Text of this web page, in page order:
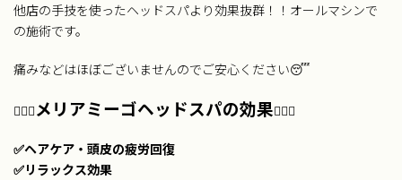
他店の手技を使ったヘッドスパより効果抜群！！オールマシンで
の施術です。
痛みなどはほぼございませんのでご安心ください😴
💁🏼‍♀️メリアミーゴヘッドスパの効果💁🏼‍♀️
✅ヘアケア・頭皮の疲労回復
✅リラックス効果